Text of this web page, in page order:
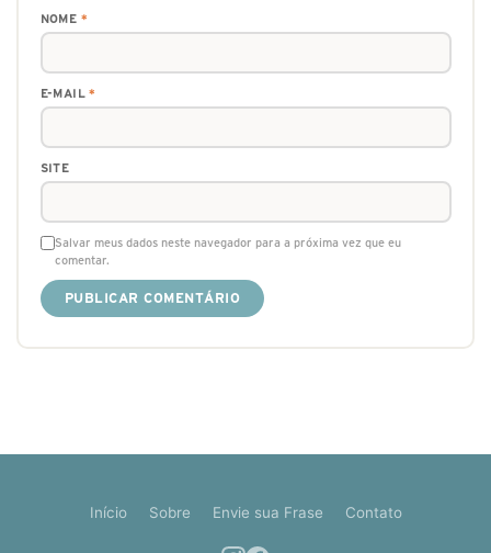
NOME *
E-MAIL*
SITE
Salvar meus dados neste navegador para a próxima vez que eu
comentar.
Início Sobre Envie sua Frase Contato